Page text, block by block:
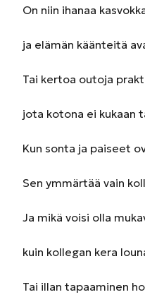
On niin ihanaa
ja elämän käänteitä
Tai kertoa outoja
jota kotona ei kukaan
Kun sonta ja paiseet
Sen ymmärtää vain
Ja mikä voisi olla
kuin kollegan kera
Tai illan tapaaminen